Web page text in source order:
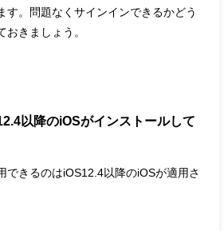
す。問題なくサインインできるかどう
きましょう。
以降のiOSがインストールして
できるのはiOS12.4以降のiOSが適用さ